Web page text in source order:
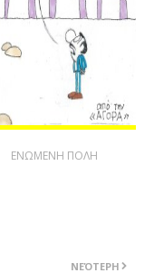
ΕΝΩΜΕΝΗ ΠΟΛΗ
ΝΕΌΤΕΡΗ